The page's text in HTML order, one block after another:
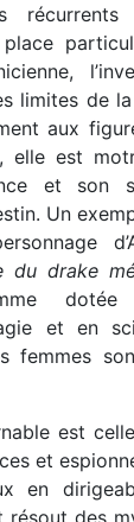
récurrents
place
limites de
aux
elle est
et son
Un
du drake
et en
femmes
est
et
en
résout des